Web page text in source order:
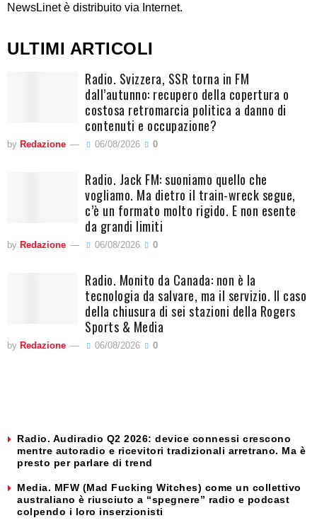
NewsLinet è distribuito via Internet.
ULTIMI ARTICOLI
Radio. Svizzera, SSR torna in FM
dall’autunno: recupero della copertura o
costosa retromarcia politica a danno di
contenuti e occupazione?
by Redazione 06/08/2026 0
Radio. Jack FM: suoniamo quello che
vogliamo. Ma dietro il train-wreck segue,
c’è un formato molto rigido. E non esente
da grandi limiti
by Redazione 06/08/2026 0
Radio. Monito da Canada: non è la
tecnologia da salvare, ma il servizio. Il caso
della chiusura di sei stazioni della Rogers
Sports & Media
by Redazione 06/08/2026 0
Radio. Audiradio Q2 2026: device connessi crescono
mentre autoradio e ricevitori tradizionali arretrano. Ma è
presto per parlare di trend
Media. MFW (Mad Fucking Witches) come un collettivo
australiano è riusciuto a “spegnere” radio e podcast
colpendo i loro inserzionisti